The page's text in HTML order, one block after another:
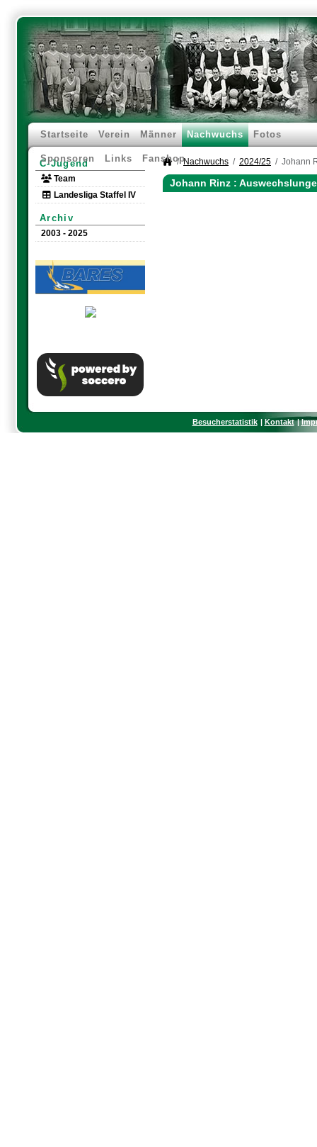
Startseite Verein Männer Nachwuchs Fotos
Sponsoren Links Fanshop
C-Jugend
Team
Landesliga Staffel IV
Archiv
2003 - 2025
Nachwuchs 2024/25 Johann
Johann Rinz :
Besucherstatistik Kontakt